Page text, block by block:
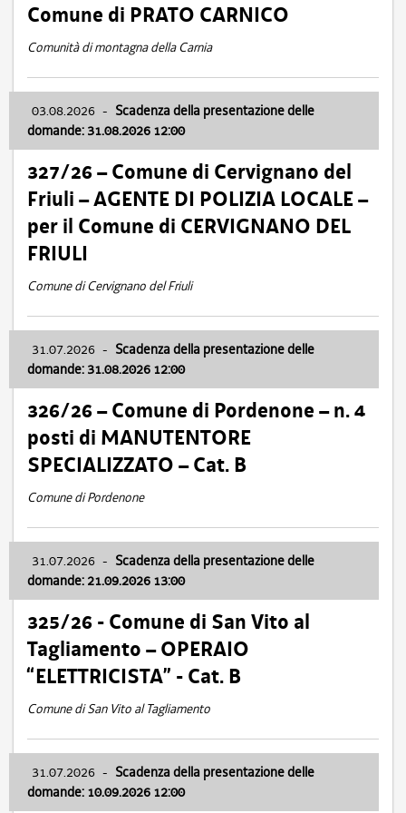
Comune di PRATO CARNICO
Comunità di montagna della Carnia
03.08.2026 - Scadenza della presentazione delle
domande: 31.08.2026 12:00
327/26 – Comune di Cervignano del
Friuli – AGENTE DI POLIZIA LOCALE –
per il Comune di CERVIGNANO DEL
FRIULI
Comune di Cervignano del Friuli
31.07.2026 - Scadenza della presentazione delle
domande: 31.08.2026 12:00
326/26 – Comune di Pordenone – n. 4
posti di MANUTENTORE
SPECIALIZZATO – Cat. B
Comune di Pordenone
31.07.2026 - Scadenza della presentazione delle
domande: 21.09.2026 13:00
325/26 - Comune di San Vito al
Tagliamento – OPERAIO
“ELETTRICISTA” - Cat. B
Comune di San Vito al Tagliamento
31.07.2026 - Scadenza della presentazione delle
domande: 10.09.2026 12:00